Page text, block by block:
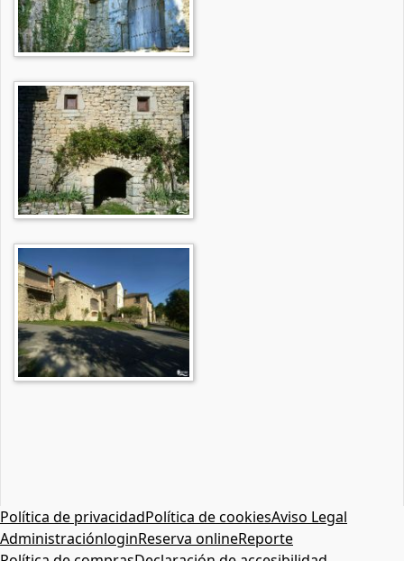
Política de privacidadPolítica de cookiesAviso Legal
AdministraciónloginReserva onlineReporte